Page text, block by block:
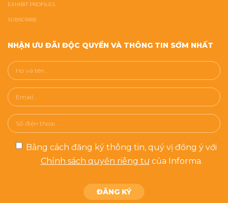
EXHIBIT PROFILES
SUBSCRIBE
NHẬN ƯU ĐÃI ĐỘC QUYỀN VÀ THÔNG TIN SỚM NHẤT
Bằng cách đăng ký thông tin, quý vị đồng ý với
Chính sách quyền riêng tưcủa Informa.